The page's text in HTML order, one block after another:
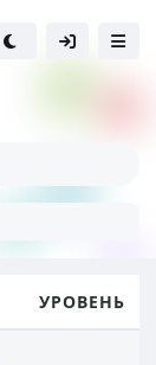
УРОВЕНЬ